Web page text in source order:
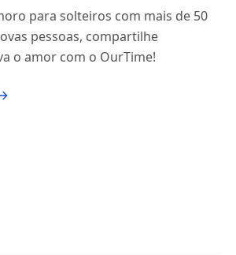
para solteiros com mais de 50
pessoas, compartilhe
o amor com o OurTime!